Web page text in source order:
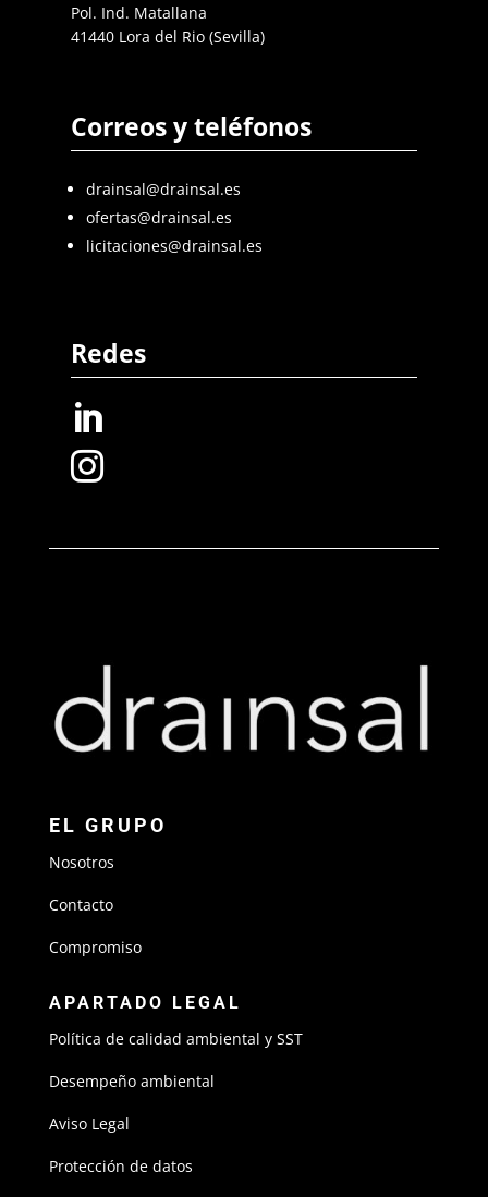
Pol. Ind. Matallana
41440 Lora del Rio (Sevilla)
Correos y teléfonos
drainsal@drainsal.es
ofertas@drainsal.es
licitaciones@drainsal.es
Redes


EL GRUPO
Nosotros
Contacto
Compromiso
APARTADO LEGAL
Política de calidad ambiental y SST
Desempeño ambiental
Aviso Legal
Protección de datos